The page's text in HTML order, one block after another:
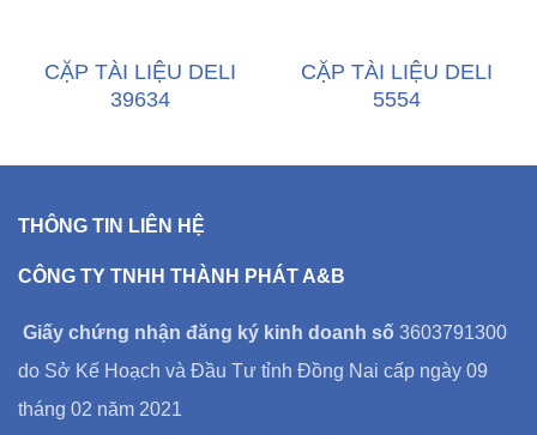
CẶP TÀI LIỆU DELI
39634
CẶP TÀI LIỆU DELI
5554
THÔNG TIN LIÊN HỆ
CÔNG TY TNHH THÀNH PHÁT A&B
Giấy chứng nhận đăng ký kinh doanh số 3603791300
do Sở Kế Hoạch và Đầu Tư tỉnh Đồng Nai cấp ngày 09
tháng 02 năm 2021